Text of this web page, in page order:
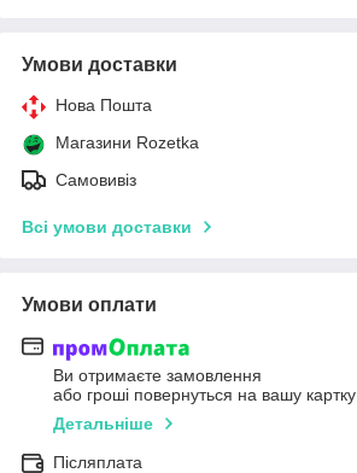
Умови доставки
Нова Пошта
Магазини Rozetka
Самовивіз
Всі умови доставки
Умови оплати
Ви отримаєте замовлення
або гроші повернуться на вашу картку
Детальніше
Післяплата